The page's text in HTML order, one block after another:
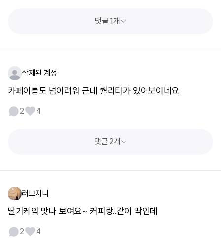
댓글 1개
삭제된 계정
카페이름도 넘어려워 근데 퀄리티가 있어보이네요
2 4
댓글 2개
러브지니
딸기케잌 맛나 보여요~ 커피랑..같이 딱인데
2 4